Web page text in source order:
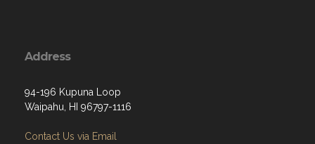
Address
94-196 Kupuna Loop
Waipahu, HI 96797-1116
Contact Us via Email